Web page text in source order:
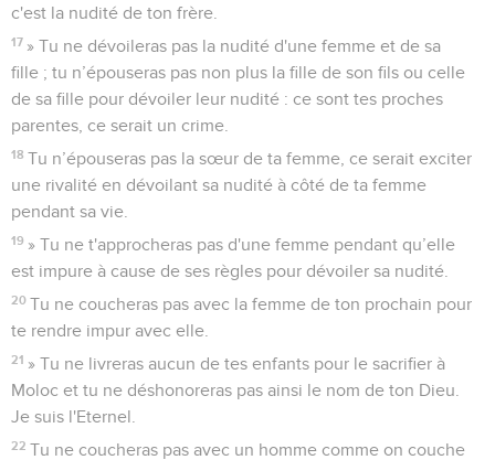
c'est la nudité de ton frère.
17 » Tu ne dévoileras pas la nudité d'une femme et de sa
fille ; tu n’épouseras pas non plus la fille de son fils ou celle
de sa fille pour dévoiler leur nudité : ce sont tes proches
parentes, ce serait un crime.
18 Tu n’épouseras pas la sœur de ta femme, ce serait exciter
une rivalité en dévoilant sa nudité à côté de ta femme
pendant sa vie.
19 » Tu ne t'approcheras pas d'une femme pendant qu’elle
est impure à cause de ses règles pour dévoiler sa nudité.
20 Tu ne coucheras pas avec la femme de ton prochain pour
te rendre impur avec elle.
21 » Tu ne livreras aucun de tes enfants pour le sacrifier à
Moloc et tu ne déshonoreras pas ainsi le nom de ton Dieu.
Je suis l'Eternel.
22 Tu ne coucheras pas avec un homme comme on couche